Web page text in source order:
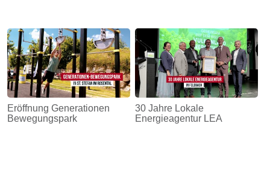
Eröffnung Generationen
Bewegungspark
30 Jahre Lokale
Energieagentur LEA